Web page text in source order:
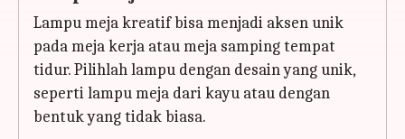
Lampu meja kreatif bisa menjadi aksen unik
pada meja kerja atau meja samping tempat
tidur. Pilihlah lampu dengan desain yang unik,
seperti lampu meja dari kayu atau dengan
bentuk yang tidak biasa.